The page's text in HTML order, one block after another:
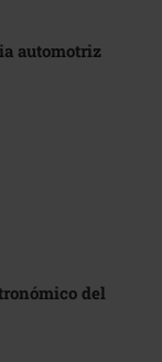
automotriz
del